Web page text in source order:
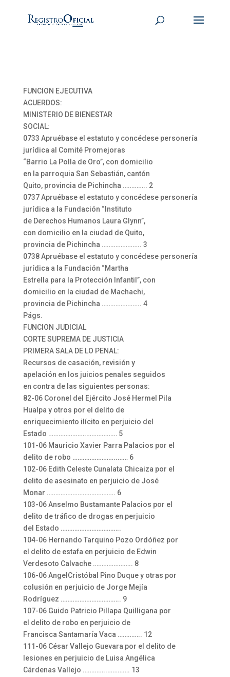
FUNCION EJECUTIVA
ACUERDOS:
MINISTERIO DE BIENESTAR
SOCIAL:
0733 Apruébase el estatuto y concédese personería
jurídica al Comité Promejoras
“Barrio La Polla de Oro”, con domicilio
en la parroquia San Sebastián, cantón
Quito, provincia de Pichincha ………….. 2
0737 Apruébase el estatuto y concédese personería
jurídica a la Fundación “Instituto
de Derechos Humanos Laura Glynn”,
con domicilio en la ciudad de Quito,
provincia de Pichincha ………………….. 3
0738 Apruébase el estatuto y concédese personería
jurídica a la Fundación “Martha
Estrella para la Protección Infantil”, con
domicilio en la ciudad de Machachi,
provincia de Pichincha ………………….. 4
Págs.
FUNCION JUDICIAL
CORTE SUPREMA DE JUSTICIA
PRIMERA SALA DE LO PENAL:
Recursos de casación, revisión y
apelación en los juicios penales seguidos
en contra de las siguientes personas:
82-06 Coronel del Ejército José Hermel Pila
Hualpa y otros por el delito de
enriquecimiento ilícito en perjuicio del
Estado ………………….……………… 5
101-06 Mauricio Xavier Parra Palacios por el
delito de robo ……………………..…… 6
102-06 Edith Celeste Cunalata Chicaiza por el
delito de asesinato en perjuicio de José
Monar …………………………………. 6
103-06 Anselmo Bustamante Palacios por el
delito de tráfico de drogas en perjuicio
del Estado ……………………………..
104-06 Hernando Tarquino Pozo Ordóñez por
el delito de estafa en perjuicio de Edwin
Verdesoto Calvache ………………….. 8
106-06 AngelCristóbal Pino Duque y otras por
colusión en perjuicio de Jorge Mejía
Rodríguez …………………………….. 9
107-06 Guido Patricio Pillapa Quilligana por
el delito de robo en perjuicio de
Francisca Santamaría Vaca ………….. 12
111-06 César Vallejo Guevara por el delito de
lesiones en perjuicio de Luisa Angélica
Cárdenas Vallejo …………..…………. 13